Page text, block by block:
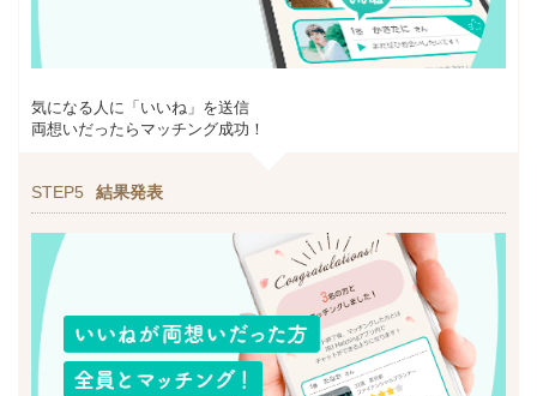
気になる人に「いいね」を送信
両想いだったらマッチング成功！
STEP5 結果発表